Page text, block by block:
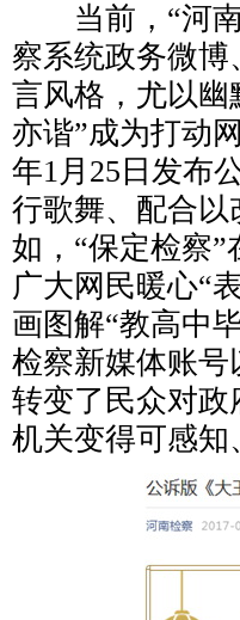
当前，“河南
察系统政务微
言风格，尤以幽
亦谐”成为打动
年1月25日发布
行歌舞、配合
如，“保定检察
广大网民暖心“
画图解“教高中
检察新媒体账
转变了民众对政
机关变得可感知